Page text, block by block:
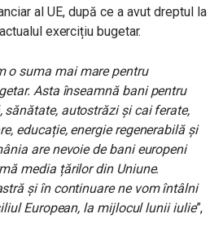
al UE, după ce a avut dreptul la
exercițiu bugetar.
o suma mai mare pentru
Asta înseamnă bani pentru
sănătate, autostrăzi și cai ferate,
educație, energie regenerabilă și
are nevoie de bani europeni
media țărilor din Uniune.
și în continuare ne vom întâlni
European, la mijlocul lunii iulie”,